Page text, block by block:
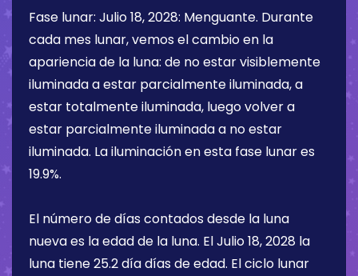
Fase lunar: Julio 18, 2028: Menguante. Durante
cada mes lunar, vemos el cambio en la
apariencia de la luna: de no estar visiblemente
iluminada a estar parcialmente iluminada, a
estar totalmente iluminada, luego volver a
estar parcialmente iluminada a no estar
iluminada. La iluminación en esta fase lunar es
19.9%.
El número de días contados desde la luna
nueva es la edad de la luna. ElJulio 18, 2028 la
luna tiene25.2 díadías de edad. El ciclo lunar